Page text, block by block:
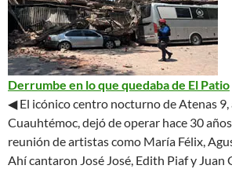
Derrumbe en lo que quedaba de El Patio
◀ El icónico centro nocturno de Atenas 9,
Cuauhtémoc, dejó de operar hace 30
reunión de artistas como María Félix,
Ahí cantaron José José, Edith Piaf y Juan